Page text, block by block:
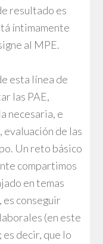
resultado es
íntimamente
al MPE.
esta línea de
las PAE,
necesaria, e
de las
Un reto básico
compartimos
en temas
es conseguir
(en este
decir, que lo